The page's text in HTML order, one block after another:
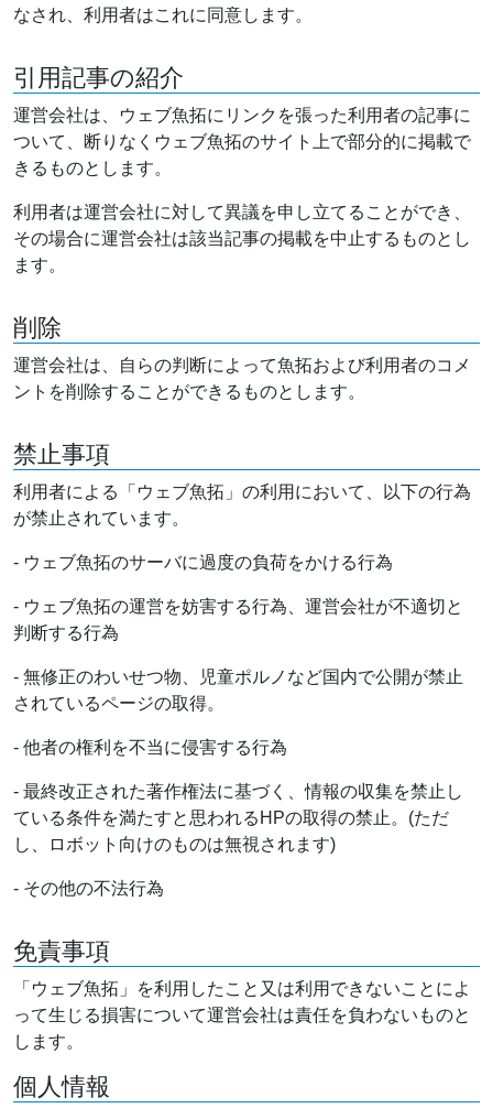
なされ、利用者はこれに同意します。
引用記事の紹介
運営会社は、ウェブ魚拓にリンクを張った利用者の記事に
ついて、断りなくウェブ魚拓のサイト上で部分的に掲載で
きるものとします。
利用者は運営会社に対して異議を申し立てることができ、
その場合に運営会社は該当記事の掲載を中止するものとし
ます。
削除
運営会社は、自らの判断によって魚拓および利用者のコメ
ントを削除することができるものとします。
禁止事項
利用者による「ウェブ魚拓」の利用において、以下の行為
が禁止されています。
- ウェブ魚拓のサーバに過度の負荷をかける行為
- ウェブ魚拓の運営を妨害する行為、運営会社が不適切と
判断する行為
- 無修正のわいせつ物、児童ポルノなど国内で公開が禁止
されているページの取得。
- 他者の権利を不当に侵害する行為
- 最終改正された著作権法に基づく、情報の収集を禁止し
ている条件を満たすと思われるHPの取得の禁止。(ただ
し、ロボット向けのものは無視されます)
- その他の不法行為
免責事項
「ウェブ魚拓」を利用したこと又は利用できないことによ
って生じる損害について運営会社は責任を負わないものと
します。
個人情報